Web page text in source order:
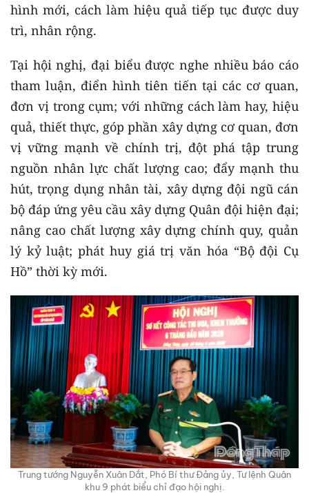
hình mới, cách làm hiệu quả tiếp tục được duy
trì, nhân rộng.
Tại hội nghị, đại biểu được nghe nhiều báo cáo
tham luận, điển hình tiên tiến tại các cơ quan,
đơn vị trong cụm; với những cách làm hay, hiệu
quả, thiết thực, góp phần xây dựng cơ quan, đơn
vị vững mạnh về chính trị, đột phá tập trung
nguồn nhân lực chất lượng cao; đẩy mạnh thu
hút, trọng dụng nhân tài, xây dựng đội ngũ cán
bộ đáp ứng yêu cầu xây dựng Quân đội hiện đại;
nâng cao chất lượng xây dựng chính quy, quản
lý kỷ luật; phát huy giá trị văn hóa “Bộ đội Cụ
Hồ” thời kỳ mới.
Trung tướng Nguyễn Xuân Dắt, Phó Bí thư Đảng ủy, Tư lệnh Quân
khu 9 phát biểu chỉ đạo hội nghị.